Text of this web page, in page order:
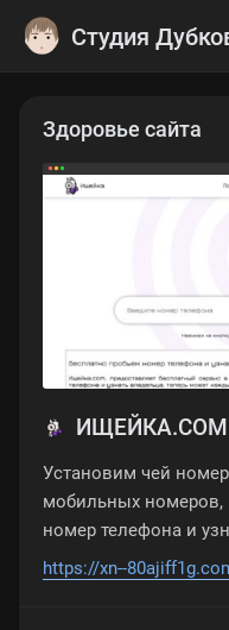
Студия
Здоровье сайта
ИЩЕЙКА.COM
Установим чей
мобильных номеров,
номер телефона и
Установим
https://xn--